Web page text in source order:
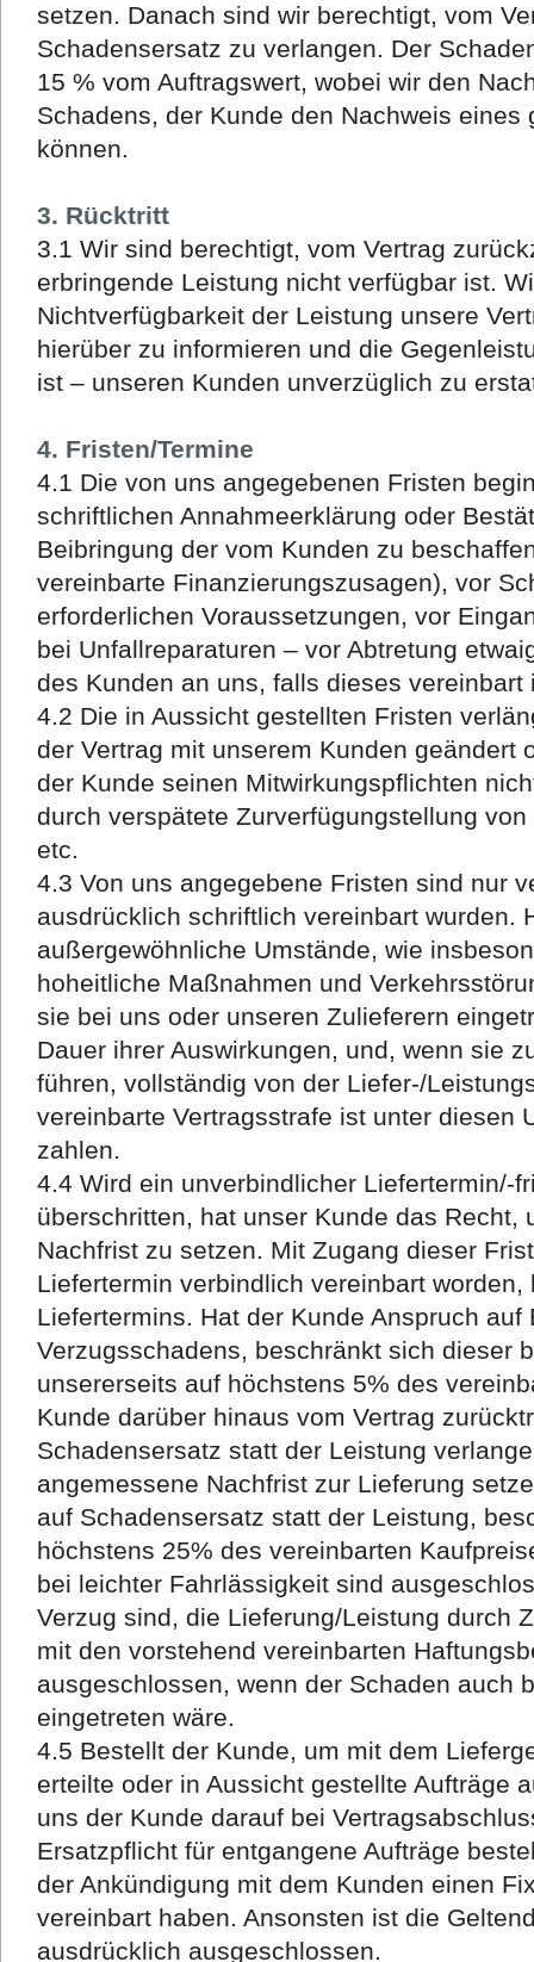
setzen. Danach sind wir berechtigt, vom
Schadensersatz zu verlangen. Der
15 % vom Auftragswert, wobei wir den
Schadens, der Kunde den Nachweis
können.
3. Rücktritt
3.1 Wir sind berechtigt, vom Vertrag
erbringende Leistung nicht verfügbar ist.
Nichtverfügbarkeit der Leistung unsere
hierüber zu informieren und die
ist – unseren Kunden unverzüglich zu
4. Fristen/Termine
4.1 Die von uns angegebenen Fristen
schriftlichen Annahmeerklärung oder
Beibringung der vom Kunden zu
vereinbarte Finanzierungszusagen), vor
erforderlichen Voraussetzungen, vor
bei Unfallreparaturen – vor Abtretung
des Kunden an uns, falls dieses vereinbart
4.2 Die in Aussicht gestellten Fristen
der Vertrag mit unserem Kunden geändert
der Kunde seinen Mitwirkungspflichten
durch verspätete Zurverfügungstellung
etc.
4.3 Von uns angegebene Fristen sind nur
ausdrücklich schriftlich vereinbart wurden.
außergewöhnliche Umstände, wie
hoheitliche Maßnahmen und
sie bei uns oder unseren Zulieferern
Dauer ihrer Auswirkungen, und, wenn sie
führen, vollständig von der Liefer-/
vereinbarte Vertragsstrafe ist unter diesen
zahlen.
4.4 Wird ein unverbindlicher Liefertermin/-
überschritten, hat unser Kunde das Recht,
Nachfrist zu setzen. Mit Zugang dieser
Liefertermin verbindlich vereinbart worden,
Liefertermins. Hat der Kunde Anspruch auf
Verzugsschadens, beschränkt sich dieser
unsererseits auf höchstens 5% des
Kunde darüber hinaus vom Vertrag
Schadensersatz statt der Leistung
angemessene Nachfrist zur Lieferung
auf Schadensersatz statt der Leistung,
höchstens 25% des vereinbarten
bei leichter Fahrlässigkeit sind
Verzug sind, die Lieferung/Leistung durch
mit den vorstehend vereinbarten
ausgeschlossen, wenn der Schaden auch
eingetreten wäre.
4.5 Bestellt der Kunde, um mit dem
erteilte oder in Aussicht gestellte Aufträge
uns der Kunde darauf bei
Ersatzpflicht für entgangene Aufträge
der Ankündigung mit dem Kunden einen
vereinbart haben. Ansonsten ist die
ausdrücklich ausgeschlossen.